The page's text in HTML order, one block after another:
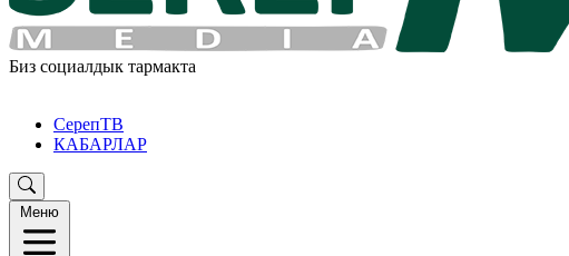
Биз социалдык тармакта
СерепТВ
КАБАРЛАР
Меню